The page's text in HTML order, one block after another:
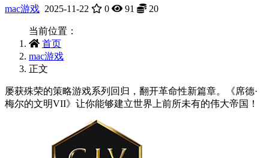
mac游戏 2025-11-22 0 91 20
当前位置：
首页
mac游戏
正文
屡获殊荣的策略游戏系列回归，翻开革命性新篇章。《席德·
梅尔的文明VII》让你能够建立世界上前所未有的伟大帝国！